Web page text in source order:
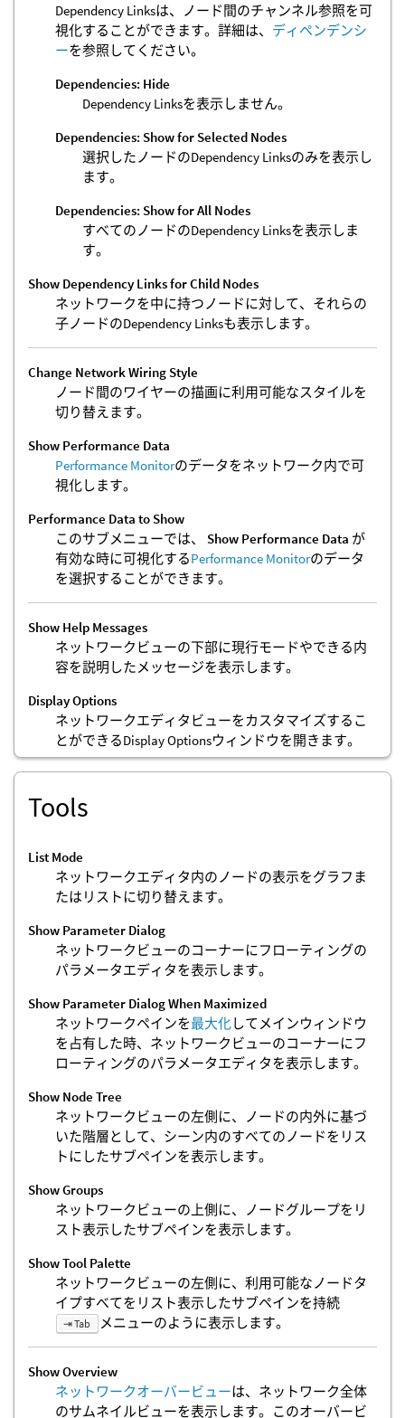
Dependency Linksは、ノード間のチャンネル参照を可
視化することができます。詳細は、 ディペンデンシ
ーを参照してください。
Dependencies: Hide
Dependency Linksを表示しません。
Dependencies: Show for Selected Nodes
選択したノードのDependency Linksのみを表示し
ます。
Dependencies: Show for All Nodes
すべてのノードのDependency Linksを表示しま
す。
Show Dependency Links for Child Nodes
ネットワークを中に持つノードに対して、それらの
子ノードのDependency Linksも表示します。
Change Network Wiring Style
ノード間のワイヤーの描画に利用可能なスタイルを
切り替えます。
Show Performance Data
Performance Monitorのデータをネットワーク内で可
視化します。
Performance Data to Show
このサブメニューでは、 Show Performance Data が
有効な時に可視化するPerformance Monitorのデータ
を選択することができます。
Show Help Messages
ネットワークビューの下部に現行モードやできる内
容を説明したメッセージを表示します。
Display Options
ネットワークエディタビューをカスタマイズするこ
とができるDisplay Optionsウィンドウを開きます。
Tools
List Mode
ネットワークエディタ内のノードの表示をグラフま
たはリストに切り替えます。
Show Parameter Dialog
ネットワークビューのコーナーにフローティングの
パラメータエディタを表示します。
Show Parameter Dialog When Maximized
ネットワークペインを最大化してメインウィンドウ
を占有した時、ネットワークビューのコーナーにフ
ローティングのパラメータエディタを表示します。
Show Node Tree
ネットワークビューの左側に、ノードの内外に基づ
いた階層として、シーン内のすべてのノードをリス
トにしたサブペインを表示します。
Show Groups
ネットワークビューの上側に、ノードグループをリ
スト表示したサブペインを表示します。
Show Tool Palette
ネットワークビューの左側に、利用可能なノードタ
イプすべてをリスト表示したサブペインを持続
⇥ Tab メニューのように表示します。
Show Overview
ネットワークオーバービューは、ネットワーク全体
のサムネイルビューを表示します。このオーバービ